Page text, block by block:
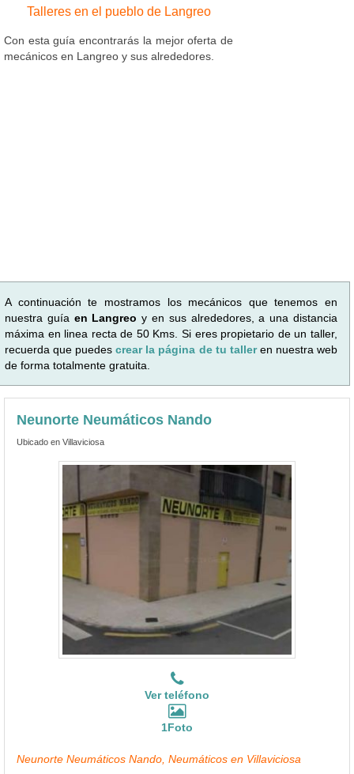
Talleres en el pueblo de Langreo
Con esta guía encontrarás la mejor oferta de
mecánicos en Langreo y sus alrededores.
A continuación te mostramos los mecánicos que tenemos en
nuestra guía en Langreo y en sus alrededores, a una distancia
máxima en linea recta de 50 Kms. Si eres propietario de un taller,
recuerda que puedescrear la página de tu talleren nuestra web
de forma totalmente gratuita.
Neunorte Neumáticos Nando
Ubicado en Villaviciosa
Ver teléfono
1Foto
Neunorte Neumáticos Nando, Neumáticos en Villaviciosa